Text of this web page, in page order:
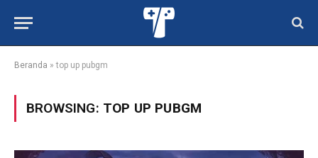
Beranda »top up pubgm
BROWSING: TOP UP PUBGM